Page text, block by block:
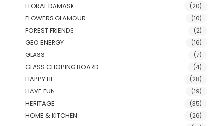
FLORAL DAMASK (20)
FLOWERS GLAMOUR (10)
FOREST FRIENDS (2)
GEO ENERGY (16)
GLASS (7)
GLASS CHOPING BOARD (4)
HAPPY LIFE (28)
HAVE FUN (19)
HERITAGE (35)
HOME & KITCHEN (26)